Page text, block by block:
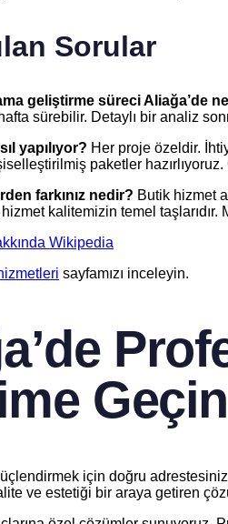
Sorular
geliştirme süreci Aliağa’de
sürebilir. Detaylı bir analiz
yapılıyor? Her proje özeldir.
paketler hazırlıyoruz.
farkınız nedir? Butik hizmet
kalitemizin temel
Wikipedia
sayfamızı inceleyin.
Geçin
güçlendirmek için doğru
ve estetiği bir araya getiren